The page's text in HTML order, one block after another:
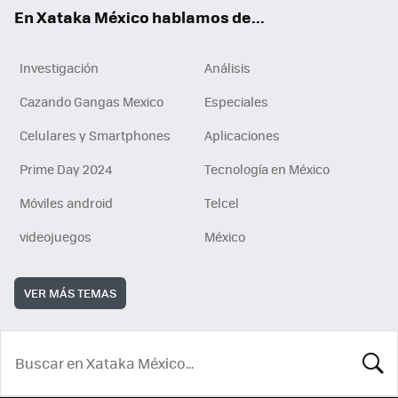
En Xataka México hablamos de...
Investigación
Análisis
Cazando Gangas Mexico
Especiales
Celulares y Smartphones
Aplicaciones
Prime Day 2024
Tecnología en México
Móviles android
Telcel
videojuegos
México
VER MÁS TEMAS